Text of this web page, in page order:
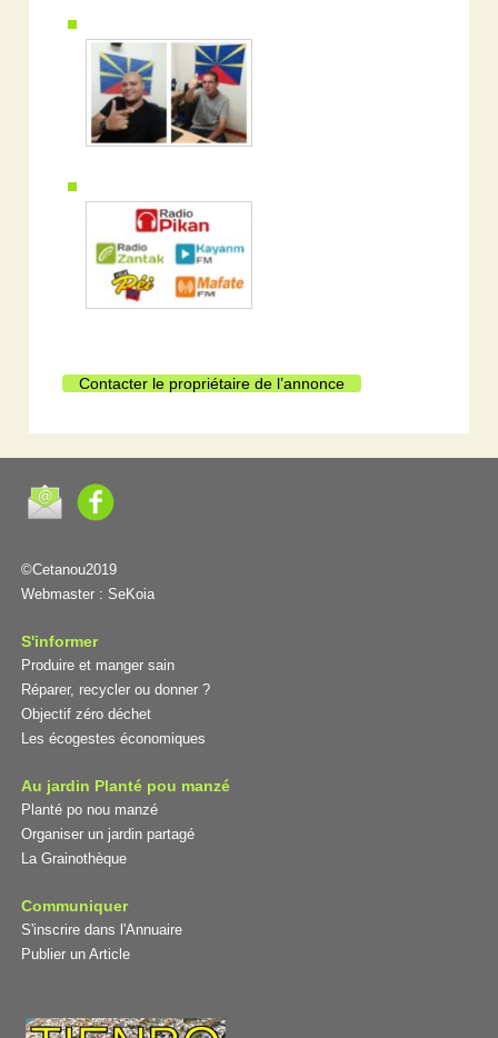
Contacter le propriétaire de l’annonce
©Cetanou2019
Webmaster : SeKoia
S'informer
Produire et manger sain
Réparer, recycler ou donner ?
Objectif zéro déchet
Les écogestes économiques
Au jardin Planté pou manzé
Planté po nou manzé
Organiser un jardin partagé
La Grainothèque
Communiquer
S'inscrire dans l'Annuaire
Publier un Article